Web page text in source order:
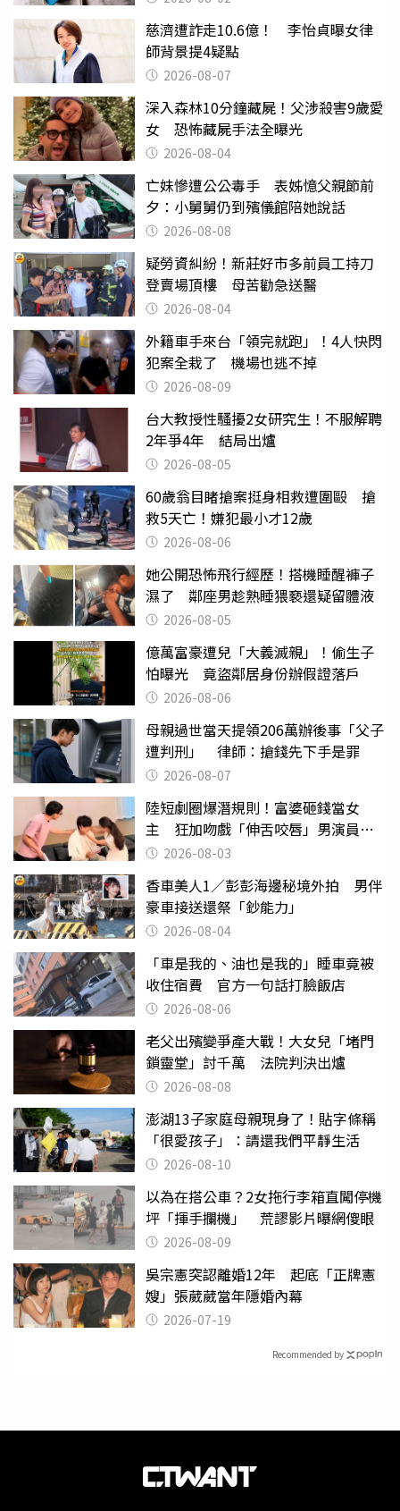
慈濟遭詐走10.6億！ 李怡貞曝女律
師背景提4疑點
2026-08-07
深入森林10分鐘藏屍！父涉殺害9歲愛
女 恐怖藏屍手法全曝光
2026-08-04
亡妹慘遭公公毒手 表姊憶父親節前
夕：小舅舅仍到殯儀館陪她說話
2026-08-08
疑勞資糾紛！新莊好市多前員工持刀
登賣場頂樓 母苦勸急送醫
2026-08-04
外籍車手來台「領完就跑」！4人快閃
犯案全栽了 機場也逃不掉
2026-08-09
台大教授性騷擾2女研究生！不服解聘
2年爭4年 結局出爐
2026-08-05
60歲翁目睹搶案挺身相救遭圍毆 搶
救5天亡！嫌犯最小才12歲
2026-08-06
她公開恐怖飛行經歷！搭機睡醒褲子
濕了 鄰座男趁熟睡猥褻還疑留體液
2026-08-05
億萬富豪遭兒「大義滅親」！偷生子
怕曝光 竟盜鄰居身份辦假證落戶
2026-08-06
母親過世當天提領206萬辦後事「父子
遭判刑」 律師：搶錢先下手是罪
2026-08-07
陸短劇圈爆潛規則！富婆砸錢當女
主 狂加吻戲「伸舌咬唇」男演員崩
潰 2026-08-03
香車美人1／彭彭海邊秘境外拍 男伴
豪車接送還祭「鈔能力」
2026-08-04
「車是我的、油也是我的」睡車竟被
收住宿費 官方一句話打臉飯店
2026-08-06
老父出殯變爭產大戰！大女兒「堵門
鎖靈堂」討千萬 法院判決出爐
2026-08-08
澎湖13子家庭母親現身了！貼字條稱
「很愛孩子」：請還我們平靜生活
2026-08-10
以為在搭公車？2女拖行李箱直闖停機
坪「揮手攔機」 荒謬影片曝網傻眼
2026-08-09
吳宗憲突認離婚12年 起底「正牌憲
嫂」張葳葳當年隱婚內幕
2026-07-19
Recommended by